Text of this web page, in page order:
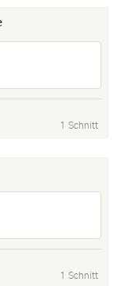
1 Schnitt
1 Schnitt